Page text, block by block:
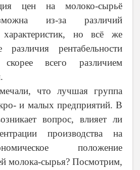
цен на молоко-сырьё
из-за различий
характеристик, но всё же
различия рентабельности
скорее всего различием
что лучшая группа
и малых предприятий. В
вопрос, влияет ли
производства на
положение
молока-сырья? Посмотрим,